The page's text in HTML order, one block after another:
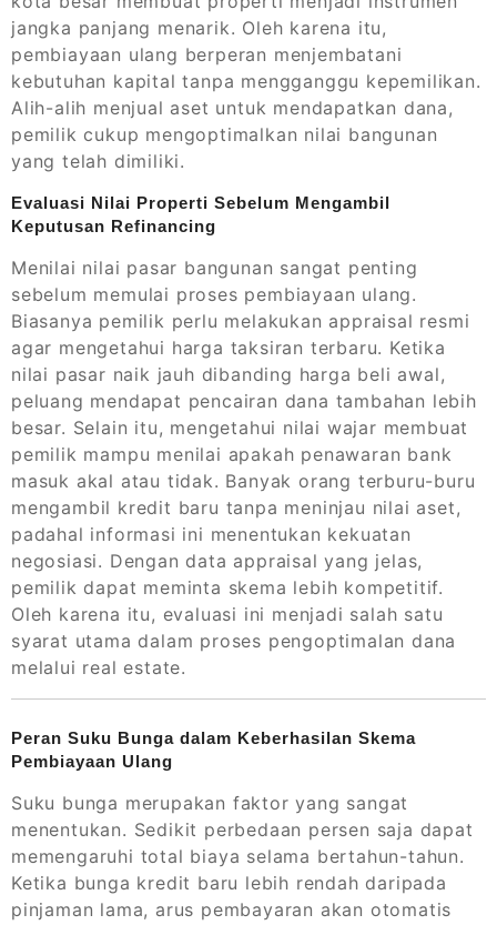
jangka panjang menarik. Oleh karena itu,
pembiayaan ulang berperan menjembatani
kebutuhan kapital tanpa mengganggu kepemilikan.
Alih-alih menjual aset untuk mendapatkan dana,
pemilik cukup mengoptimalkan nilai bangunan
yang telah dimiliki.
Evaluasi Nilai Properti Sebelum Mengambil
Keputusan Refinancing
Menilai nilai pasar bangunan sangat penting
sebelum memulai proses pembiayaan ulang.
Biasanya pemilik perlu melakukan appraisal resmi
agar mengetahui harga taksiran terbaru. Ketika
nilai pasar naik jauh dibanding harga beli awal,
peluang mendapat pencairan dana tambahan lebih
besar. Selain itu, mengetahui nilai wajar membuat
pemilik mampu menilai apakah penawaran bank
masuk akal atau tidak. Banyak orang terburu-buru
mengambil kredit baru tanpa meninjau nilai aset,
padahal informasi ini menentukan kekuatan
negosiasi. Dengan data appraisal yang jelas,
pemilik dapat meminta skema lebih kompetitif.
Oleh karena itu, evaluasi ini menjadi salah satu
syarat utama dalam proses pengoptimalan dana
melalui real estate.
Peran Suku Bunga dalam Keberhasilan Skema
Pembiayaan Ulang
Suku bunga merupakan faktor yang sangat
menentukan. Sedikit perbedaan persen saja dapat
memengaruhi total biaya selama bertahun-tahun.
Ketika bunga kredit baru lebih rendah daripada
pinjaman lama, arus pembayaran akan otomatis